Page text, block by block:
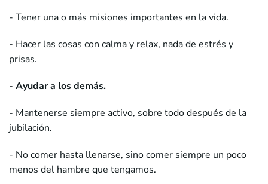
- Tener una o más misiones importantes en la vida.
- Hacer las cosas con calma y relax, nada de estrés y
prisas.
- Ayudar a los demás.
- Mantenerse siempre activo, sobre todo después de la
jubilación.
- No comer hasta llenarse, sino comer siempre un poco
menos del hambre que tengamos.